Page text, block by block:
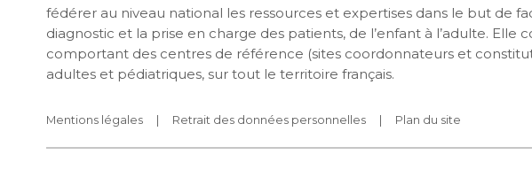
fédérer au niveau national les ressources et expertises dans le but de
diagnostic et la prise en charge des patients, de l’enfant à l’adulte. Elle
comportant des centres de référence (sites coordonnateurs et
adultes et pédiatriques, sur tout le territoire français.
Mentions légales Retrait des données personnelles Plan du site